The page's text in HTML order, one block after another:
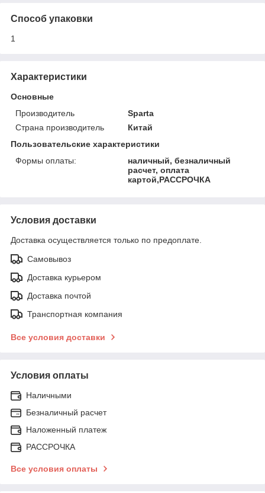
Способ упаковки
1
Характеристики
Основные
Производитель
Sparta
Страна производитель
Китай
Пользовательские характеристики
Формы оплаты:
наличный, безналичный
расчет, оплата
картой,РАССРОЧКА
Условия доставки
Доставка осуществляется только по предоплате.
Самовывоз
Доставка курьером
Доставка почтой
Транспортная компания
Все условия доставки
Условия оплаты
Наличными
Безналичный расчет
Наложенный платеж
РАССРОЧКА
Все условия оплаты